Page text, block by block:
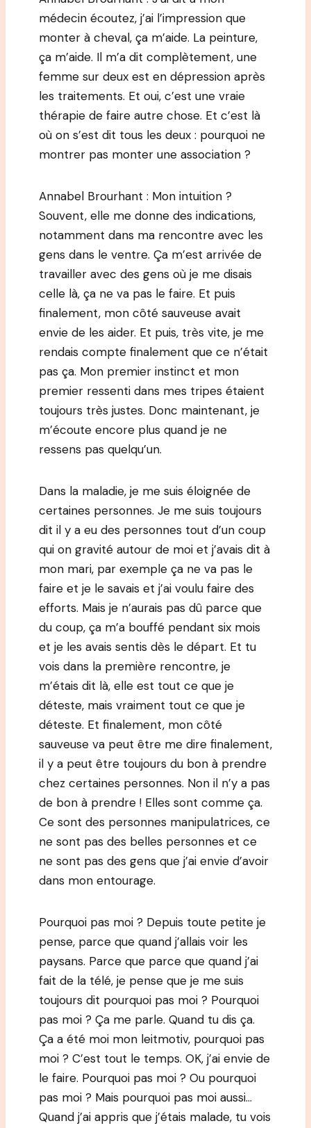
médecin écoutez, j’ai l’impression que
monter à cheval, ça m’aide. La peinture,
ça m’aide. Il m’a dit complètement, une
femme sur deux est en dépression après
les traitements. Et oui, c’est une vraie
thérapie de faire autre chose. Et c’est là
où on s’est dit tous les deux : pourquoi ne
montrer pas monter une association ?
Annabel Brourhant : Mon intuition ?
Souvent, elle me donne des indications,
notamment dans ma rencontre avec les
gens dans le ventre. Ça m’est arrivée de
travailler avec des gens où je me disais
celle là, ça ne va pas le faire. Et puis
finalement, mon côté sauveuse avait
envie de les aider. Et puis, très vite, je me
rendais compte finalement que ce n’était
pas ça. Mon premier instinct et mon
premier ressenti dans mes tripes étaient
toujours très justes. Donc maintenant, je
m’écoute encore plus quand je ne
ressens pas quelqu’un.
Dans la maladie, je me suis éloignée de
certaines personnes. Je me suis toujours
dit il y a eu des personnes tout d’un coup
qui on gravité autour de moi et j’avais dit à
mon mari, par exemple ça ne va pas le
faire et je le savais et j’ai voulu faire des
efforts. Mais je n’aurais pas dû parce que
du coup, ça m’a bouffé pendant six mois
et je les avais sentis dès le départ. Et tu
vois dans la première rencontre, je
m’étais dit là, elle est tout ce que je
déteste, mais vraiment tout ce que je
déteste. Et finalement, mon côté
sauveuse va peut être me dire finalement,
il y a peut être toujours du bon à prendre
chez certaines personnes. Non il n’y a pas
de bon à prendre ! Elles sont comme ça.
Ce sont des personnes manipulatrices, ce
ne sont pas des belles personnes et ce
ne sont pas des gens que j’ai envie d’avoir
dans mon entourage.
Pourquoi pas moi ? Depuis toute petite je
pense, parce que quand j’allais voir les
paysans. Parce que parce que quand j’ai
fait de la télé, je pense que je me suis
toujours dit pourquoi pas moi ? Pourquoi
pas moi ? Ça me parle. Quand tu dis ça.
Ça a été moi mon leitmotiv, pourquoi pas
moi ? C’est tout le temps. OK, j’ai envie de
le faire. Pourquoi pas moi ? Ou pourquoi
pas moi ? Mais pourquoi pas moi aussi…
Quand j’ai appris que j’étais malade, tu vois